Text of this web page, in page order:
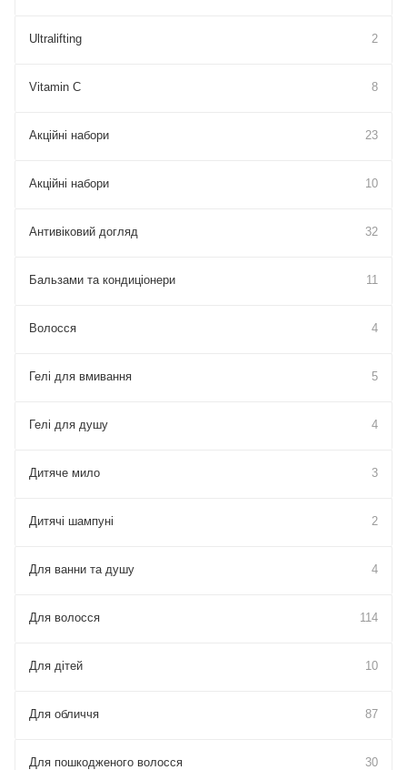
Ultralifting 2
Vitamin C 8
Акційні набори 23
Акційні набори 10
Антивіковий догляд 32
Бальзами та кондиціонери 11
Волосся 4
Гелі для вмивання 5
Гелі для душу 4
Дитяче мило 3
Дитячі шампуні 2
Для ванни та душу 4
Для волосся 114
Для дітей 10
Для обличчя 87
Для пошкодженого волосся 30